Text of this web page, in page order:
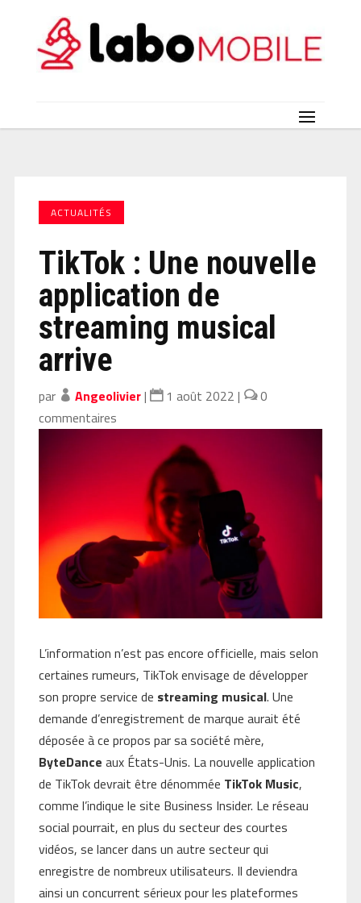
ACTUALITÉS
TikTok : Une nouvelle
application de
streaming musical
arrive
par Angeolivier| 1 août 2022 |
0
commentaires
L’information n’est pas encore officielle, mais selon
certaines rumeurs, TikTok envisage de développer
son propre service de streaming musical. Une
demande d’enregistrement de marque aurait été
déposée à ce propos par sa société mère,
ByteDance aux États-Unis. La nouvelle application
de TikTok devrait être dénommée TikTok Music,
comme l’indique le site Business Insider. Le réseau
social pourrait, en plus du secteur des courtes
vidéos, se lancer dans un autre secteur qui
enregistre de nombreux utilisateurs. Il deviendra
ainsi un concurrent sérieux pour les plateformes